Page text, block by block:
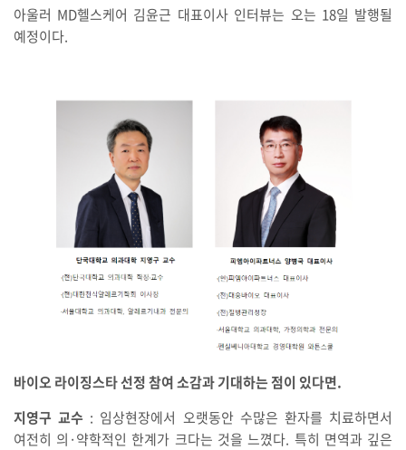
아울러 MD헬스케어 김윤근 대표이사 인터뷰는 오는 18일 발행될
예정이다.
바이오 라이징스타 선정 참여 소감과 기대하는 점이 있다면.
지영구 교수 : 임상현장에서 오랫동안 수많은 환자를 치료하면서
여전히 의·약학적인 한계가 크다는 것을 느꼈다. 특히 면역과 깊은